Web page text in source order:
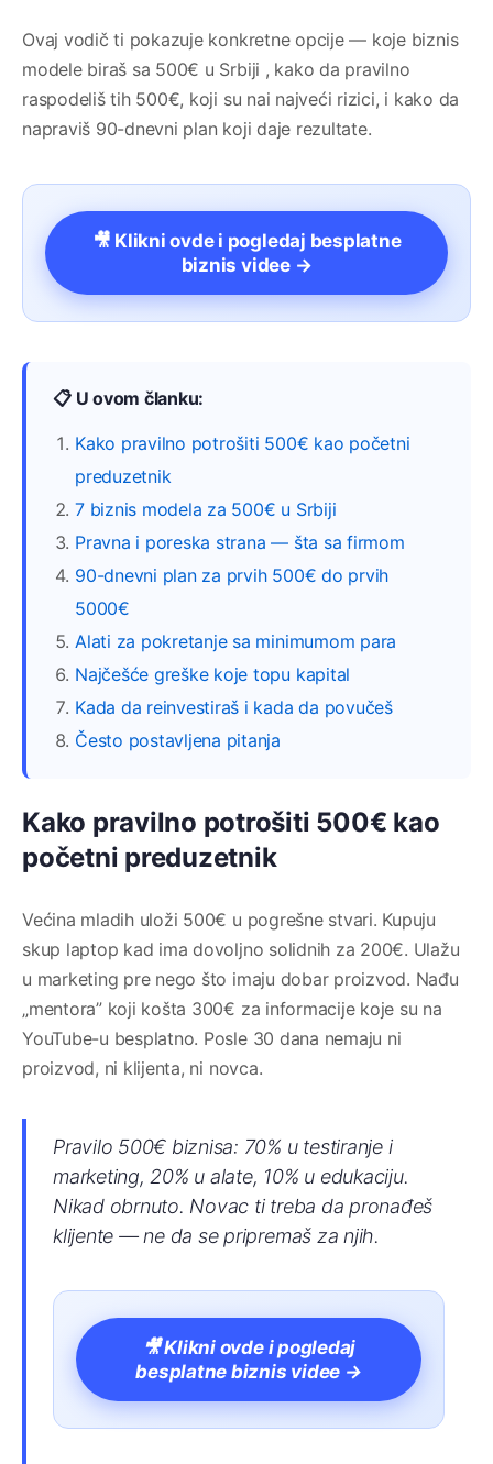
Ovaj vodič ti pokazuje konkretne opcije — koje biznis
modele biraš sa 500€ u Srbiji , kako da pravilno
raspodeliš tih 500€, koji su nai najveći rizici, i kako da
napraviš 90-dnevni plan koji daje rezultate.
🎥 Klikni ovde i pogledaj besplatne
biznis videe →
📋 U ovom članku:
Kako pravilno potrošiti 500€ kao početni
preduzetnik
7 biznis modela za 500€ u Srbiji
Pravna i poreska strana — šta sa firmom
90-dnevni plan za prvih 500€ do prvih
5000€
Alati za pokretanje sa minimumom para
Najčešće greške koje topu kapital
Kada da reinvestiraš i kada da povučeš
Često postavljena pitanja
Kako pravilno potrošiti 500€ kao
početni preduzetnik
Većina mladih uloži 500€ u pogrešne stvari. Kupuju
skup laptop kad ima dovoljno solidnih za 200€. Ulažu
u marketing pre nego što imaju dobar proizvod. Nađu
„mentora” koji košta 300€ za informacije koje su na
YouTube-u besplatno. Posle 30 dana nemaju ni
proizvod, ni klijenta, ni novca.
Pravilo 500€ biznisa: 70% u testiranje i
marketing, 20% u alate, 10% u edukaciju.
Nikad obrnuto. Novac ti treba da pronađeš
klijente — ne da se pripremaš za njih.
🎥 Klikni ovde i pogledaj
besplatne biznis videe →